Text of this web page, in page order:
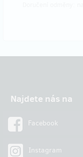
Najdete nás na
Facebook
Instagram